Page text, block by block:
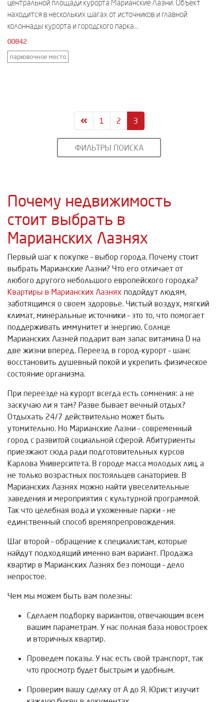
центральной площади курорта Марианские Лазни. Объект
находится в нескольких шагах от источников и главной
колоннады курорта и городского парка...
00842
парковочное место
1 2 3
ФИЛЬТРЫ ПОИСКА
Почему недвижимость
стоит выбрать в
Марианских Лазнях
Первый шаг к покупке – выбор города. Почему стоит
выбрать Марианские Лазни? Что его отличает от
любого другого небольшого европейского городка?
Квартиры в Марианских Лазнях подойдут людям,
заботящимся о своем здоровье. Чистый воздух, мягкий
климат, минеральные источники – это то, что помогает
поддерживать иммунитет и энергию. Солнце
Марианских Лазней подарит вам запас витамина D на
две жизни вперед. Переезд в город-курорт – шанс
восстановить душевный покой и укрепить физическое
состояние организма.
При переезде на курорт всегда есть сомнения: а не
заскучаю ли я там? Разве бывает вечный отдых?
Отдыхать 24/7 действительно может быть
утомительно. Но Марианские Лазни – современный
город с развитой социальной сферой. Абитуриенты
приезжают сюда ради подготовительных курсов
Карлова Университета. В городе масса молодых лиц, а
не только возрастных постояльцев санаториев. В
Марианских Лазнях можно найти увеселительные
заведения и мероприятия с культурной программой.
Так что целебная вода и ухоженные парки – не
единственный способ времяпрепровождения.
Шаг второй – обращение к специалистам, которые
найдут подходящий именно вам вариант. Продажа
квартир в Марианских Лазнях без помощи – дело
непростое.
Чем мы можем быть вам полезны:
Сделаем подборку вариантов, отвечающим всем
вашим параметрам. У нас полная база новостроек
и вторичных квартир.
Проведем показы. У нас есть свой транспорт, так
что просмотр будет быстрым и удобным.
Проверим вашу сделку от А до Я. Юрист изучит